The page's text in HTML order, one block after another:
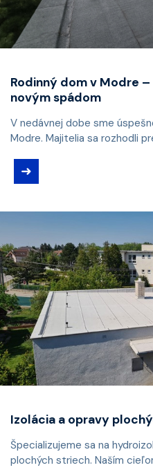
Rodinný dom v Modre
novým spádom
V nedávnej dobe sme
Modre. Majitelia sa rozhodli
➜
Izolácia a opravy
Špecializujeme sa na
plochých striech. Naším